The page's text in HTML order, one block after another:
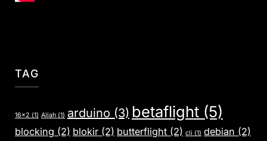
TAG
16x2 (1) Allah (1) arduino (3) betaflight (5)
blocking (2) blokir (2) butterflight (2) cli (1) debian (2)